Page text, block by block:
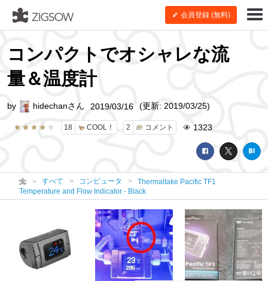
会員登録 (無料)
コンパクトでオシャレな流
量＆温度計
18 COOL！ 2 コメント 1323
by hidechanさん 2019/03/16 (更新: 2019/03/25)
すべて コンピュータ
Thermaltake Pacific TF1
Temperature and Flow Indicator - Black